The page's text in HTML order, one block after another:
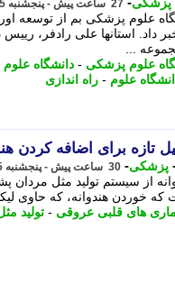
27 ساعت پیش - پنجشنبه 15 مرداد 1405، 10:30
علوم پزشکی بم از توسعه
داد. استانها علی رادفر،
...
علوم پزشکی - دانشگاه
علوم - راه اندازی
تازه برای اضافه کردن
پزشکی- 30 ساعت پیش - پنجشنبه 15 مرداد 1405، 07:25
از سیستم تولید مثل مردان
های قلبی عروقی - تولید